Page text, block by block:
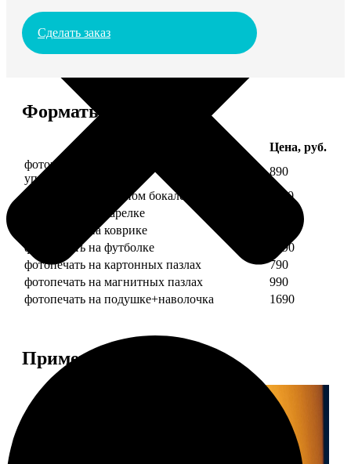
Сделать заказ
Форматы и цены
Цена, руб.
фотопечать на кружке + подарочная
упаковка
890
фотопечать на пивном бокале
1190
фотопечать на тарелке
фотопечать на коврике
фотопечать на футболке
1490
фотопечать на картонных пазлах
790
фотопечать на магнитных пазлах
990
фотопечать на подушке+наволочка
1690
Примеры работ